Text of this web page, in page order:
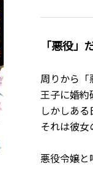
「悪役」
周りから「
王子に婚約
しかしあ
それは彼女
悪役令嬢と